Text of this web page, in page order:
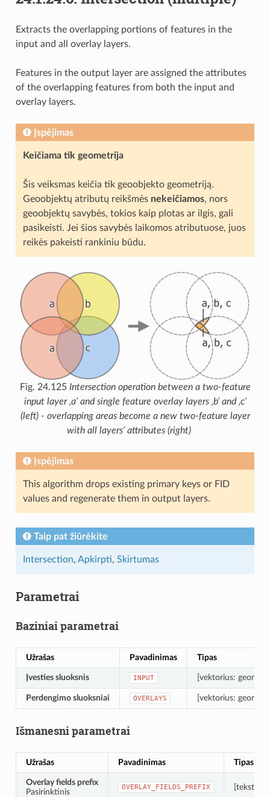
Extracts the overlapping portions of features in the
input and all overlay layers.
Features in the output layer are assigned the attributes
of the overlapping features from both the input and
overlay layers.
Įspėjimas
Keičiama tik geometrija
Šis veiksmas keičia tik geoobjekto geometriją.
Geoobjektų atributų reikšmės nekeičiamos, nors
geoobjektų savybės, tokios kaip plotas ar ilgis, gali
pasikeisti. Jei šios savybės laikomos atributuose, juos
reikės pakeisti rankiniu būdu.
Fig. 24.125 Intersection operation between a two-feature
input layer ‚a‘ and single feature overlay layers ‚b‘ and ‚c‘
(left) - overlapping areas become a new two-feature layer
with all layers‘ attributes (right)
Įspėjimas
This algorithm drops existing primary keys or FID
values and regenerate them in output layers.
Taip pat žiūrėkite
Intersection, Apkirpti, Skirtumas
Parametrai
Baziniai parametrai
Užrašas Pavadinimas Tipas
Įvesties sluoksnis INPUT [vektorius:
Perdengimo sluoksniai OVERLAYS [vektorius:
Išmanesni parametrai
Užrašas Pavadinimas Tipas
Overlay fields prefix
Pasirinktinis
OVERLAY_FIELDS_PREFIX [tekstas]